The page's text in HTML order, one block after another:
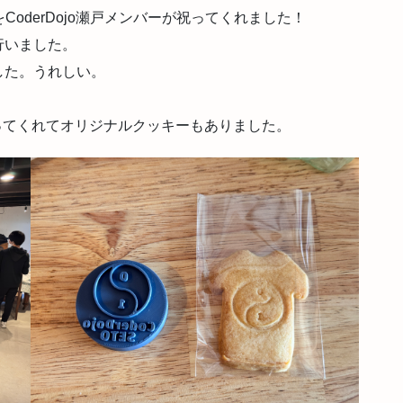
瀬戸メンバーが祝ってくれました！
ました。
。うれしい。
くれてオリジナルクッキーもありました。